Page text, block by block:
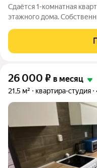
Сдаётся 1-комнатная
этажного дома.
оплачиваются отдельно.
детьми, можно с
26 000 ₽ в месяц
21,5 м² квартира-студия